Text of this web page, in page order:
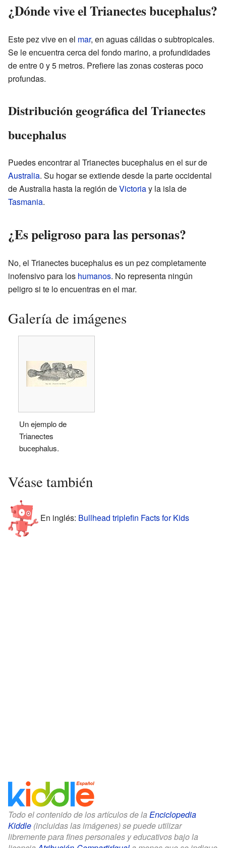
¿Dónde vive el Trianectes bucephalus?
Este pez vive en el mar, en aguas cálidas o subtropicales.
Se le encuentra cerca del fondo marino, a profundidades
de entre 0 y 5 metros. Prefiere las zonas costeras poco
profundas.
Distribución geográfica del Trianectes
bucephalus
Puedes encontrar al Trianectes bucephalus en el sur de
Australia. Su hogar se extiende desde la parte occidental
de Australia hasta la región deVictoriay la isla de
Tasmania.
¿Es peligroso para las personas?
No, el Trianectes bucephalus es un pez completamente
inofensivo para los humanos. No representa ningún
peligro si te lo encuentras en el mar.
Galería de imágenes
Un ejemplo de
Trianectes
bucephalus.
Véase también
En inglés: Bullhead triplefin Facts for Kids
Todo el contenido de los artículos de la Enciclopedia
Kiddle (incluidas las imágenes) se puede utilizar
libremente para fines personales y educativos bajo la